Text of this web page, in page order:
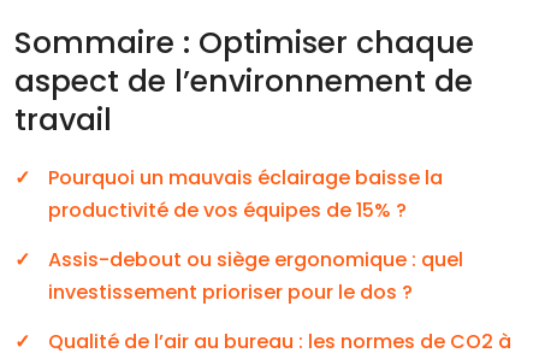
Sommaire : Optimiser chaque
aspect de l’environnement de
travail
Pourquoi un mauvais éclairage baisse la
productivité de vos équipes de 15% ?
Assis-debout ou siège ergonomique : quel
investissement prioriser pour le dos ?
Qualité de l’air au bureau : les normes de CO2 à